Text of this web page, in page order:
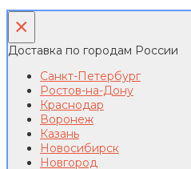
×
Доставка по городам России
Санкт-Петербург
Ростов-на-Дону
Краснодар
Воронеж
Казань
Новосибирск
Новгород